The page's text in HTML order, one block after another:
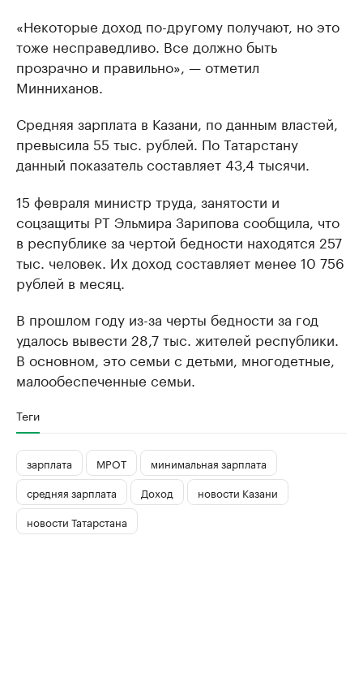
«Некоторые доход по-другому получают, но это
тоже несправедливо. Все должно быть
прозрачно и правильно», — отметил
Минниханов.
Средняя зарплата в Казани, по данным властей,
превысила 55 тыс. рублей. По Татарстану
данный показатель составляет 43,4 тысячи.
15 февраля министр труда, занятости и
соцзащиты РТ Эльмира Зарипова сообщила, что
в республике за чертой бедности находятся 257
тыс. человек. Их доход составляет менее 10 756
рублей в месяц.
В прошлом году из-за черты бедности за год
удалось вывести 28,7 тыс. жителей республики.
В основном, это семьи с детьми, многодетные,
малообеспеченные семьи.
Теги
зарплата МРОТ
минимальная зарплата
средняя зарплата
Доход
новости Казани
новости Татарстана